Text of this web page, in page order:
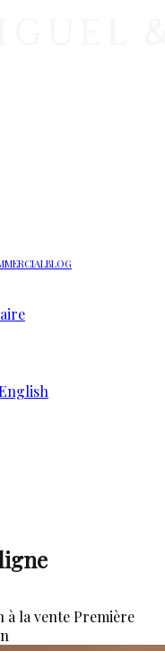
BLOG
à la vente Première